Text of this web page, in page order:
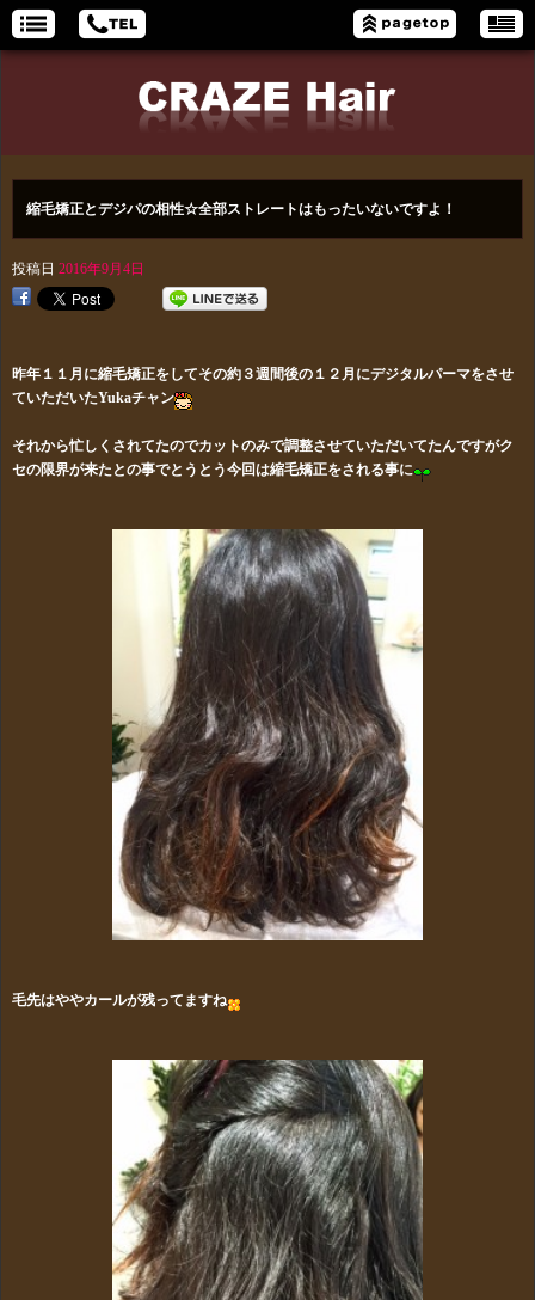
縮毛矯正とデジパの相性☆全部ストレートはもったいないですよ！
投稿日 2016年9月4日
昨年１１月に縮毛矯正をしてその約３週間後の１２月にデジタルパーマをさせ
ていただいたYukaチャン
それから忙しくされてたのでカットのみで調整させていただいてたんですがク
セの限界が来たとの事でとうとう今回は縮毛矯正をされる事に
毛先はややカールが残ってますね